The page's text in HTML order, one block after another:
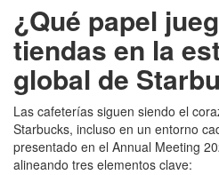
¿Qué papel
tiendas en la
global de
Las cafeterías siguen siendo el
Starbucks, incluso en un entorno
presentado en el Annual Meeting
alineando tres elementos clave: